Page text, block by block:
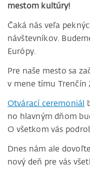
mestom kultúry!
Čaká nás veľa
návštevníkov.
Európy.
Pre naše mesto sa
v mene tímu Trenčín
Otvárací ceremoniál
no hlavným dňom
O všetkom vás
Dnes nám ale
nový deň pre vás